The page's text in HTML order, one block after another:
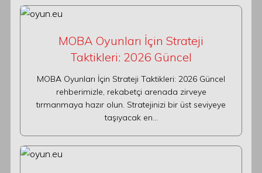
MOBA Oyunları İçin Strateji
Taktikleri: 2026 Güncel
MOBA Oyunları İçin Strateji Taktikleri: 2026 Güncel
rehberimizle, rekabetçi arenada zirveye
tırmanmaya hazır olun. Stratejinizi bir üst seviyeye
taşıyacak en…